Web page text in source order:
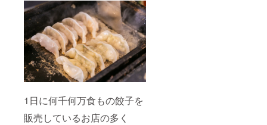
1日に何千何万食もの餃子を
販売しているお店の多く